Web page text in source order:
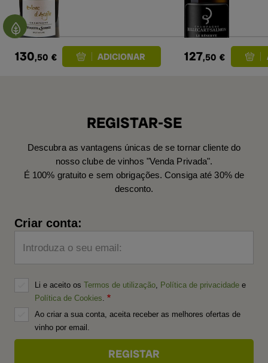
130,50 € 127,50 €
REGISTAR-SE
Descubra as vantagens únicas de se tornar cliente do
nosso clube de vinhos "Venda Privada".
É 100% gratuito e sem obrigações. Consiga até 30% de
desconto.
Criar conta:
Introduza o seu email:
Li e aceito os Termos de utilização Política de privacidade e
Política de Cookies
Ao criar a sua conta, aceita receber as melhores ofertas de
vinho por email.